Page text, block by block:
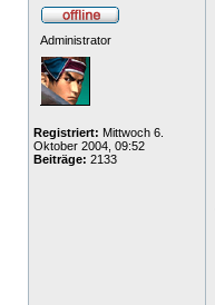
Administrator
Registriert: Mittwoch 6.
Oktober 2004, 09:52
Beiträge: 2133